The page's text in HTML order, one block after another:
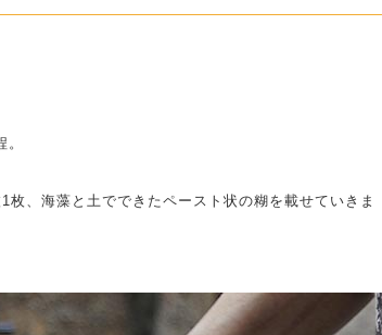
、海藻と土でできたペースト状の糊を載せていきま